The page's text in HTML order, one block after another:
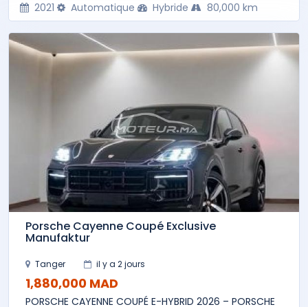
2021 Automatique Hybride 80,000 km
Porsche Cayenne Coupé Exclusive
Manufaktur
Tanger il y a 2 jours
1,880,000 MAD
PORSCHE CAYENNE COUPÉ E-HYBRID 2026 – PORSCHE